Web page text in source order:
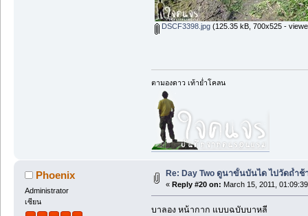
DSCF3398.jpg(125.35 kB, 700x525 -
ตามองดาว เท้าย่ำโคลน
Phoenix
Administrator
เซียน
Re: Day Two ดูนาขั้นบันได ไปวัดถ้ำ
« Reply #20 on: March 15, 2011,
บาลอง หน้ากาก แบบฉบับบาหลี